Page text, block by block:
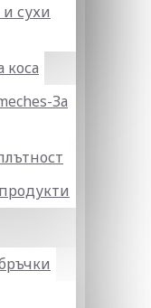
сухи
коса
За